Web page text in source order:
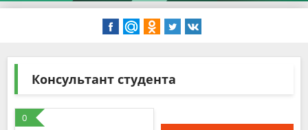
Консультант студента
0